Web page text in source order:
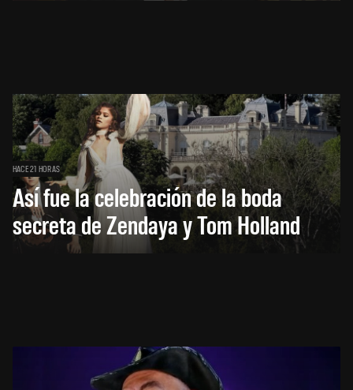
HACE 21 HORAS
Así fue la celebración de la boda
secreta de Zendaya y Tom Holland